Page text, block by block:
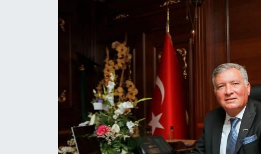
ÖZEL HABER
RESMİ REKLAM